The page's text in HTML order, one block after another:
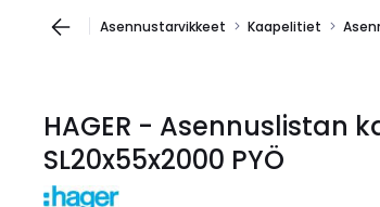
Asennustarvikkeet Kaapelitiet
HAGER - Asennuslistan
SL20x55x2000 PYÖ